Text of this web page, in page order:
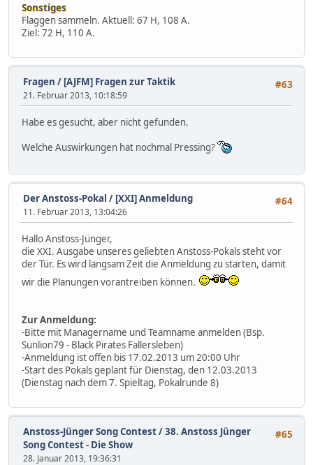
Sonstiges
Flaggen sammeln. Aktuell: 67 H, 108 A.
Ziel: 72 H, 110 A.
#63
Fragen / [AJFM] Fragen zur Taktik
21. Februar 2013, 10:18:59
Habe es gesucht, aber nicht gefunden.
Welche Auswirkungen hat nochmal Pressing?
#64
Der Anstoss-Pokal / [XXI] Anmeldung
11. Februar 2013, 13:04:26
Hallo Anstoss-Jünger,
die XXI. Ausgabe unseres geliebten Anstoss-Pokals steht vor
der Tür. Es wird langsam Zeit die Anmeldung zu starten, damit
wir die Planungen vorantreiben können.
Zur Anmeldung:
-Bitte mit Managername und Teamname anmelden (Bsp.
Sunlion79 - Black Pirates Fallersleben)
-Anmeldung ist offen bis 17.02.2013 um 20:00 Uhr
-Start des Pokals geplant für Dienstag, den 12.03.2013
(Dienstag nach dem 7. Spieltag, Pokalrunde 8)
#65
Anstoss-Jünger Song Contest/38. Anstoss Jünger
Song Contest - Die Show
28. Januar 2013, 19:36:31